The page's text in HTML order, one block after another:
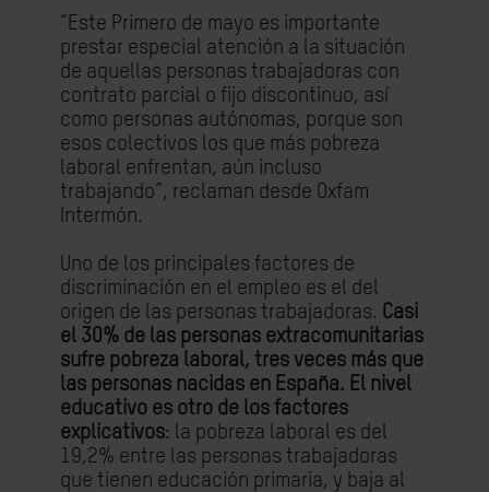
“Este Primero de mayo es importante
prestar especial atención a la situación
de aquellas personas trabajadoras con
contrato parcial o fijo discontinuo, así
como personas autónomas, porque son
esos colectivos los que más pobreza
laboral enfrentan, aún incluso
trabajando”, reclaman desde Oxfam
Intermón.
Uno de los principales factores de
discriminación en el empleo es el del
origen de las personas trabajadoras. Casi
el 30% de las personas extracomunitarias
sufre pobreza laboral, tres veces más que
las personas nacidas en España. El nivel
educativo es otro de los factores
explicativos: la pobreza laboral es del
19,2% entre las personas trabajadoras
que tienen educación primaria, y baja al